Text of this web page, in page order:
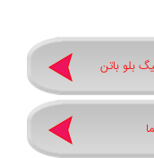
بلو باتن